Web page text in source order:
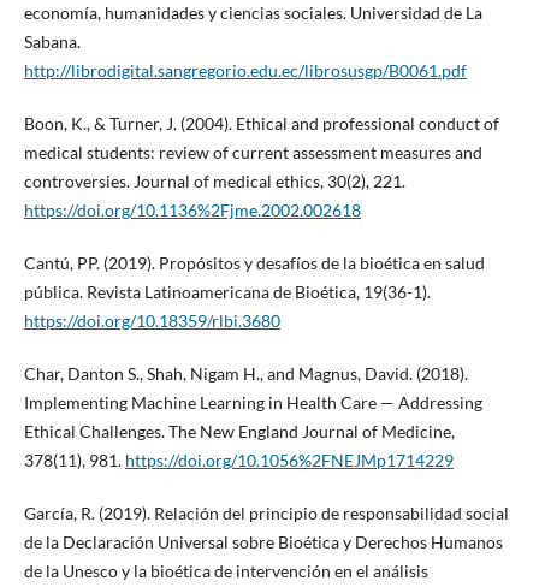
economía, humanidades y ciencias sociales. Universidad de La
Sabana.
http://librodigital.sangregorio.edu.ec/librosusgp/B0061.pdf
Boon, K., & Turner, J. (2004). Ethical and professional conduct of
medical students: review of current assessment measures and
controversies. Journal of medical ethics, 30(2), 221.
https://doi.org/10.1136%2Fjme.2002.002618
Cantú, PP. (2019). Propósitos y desafíos de la bioética en salud
pública. Revista Latinoamericana de Bioética, 19(36-1).
https://doi.org/10.18359/rlbi.3680
Char, Danton S., Shah, Nigam H., and Magnus, David. (2018).
Implementing Machine Learning in Health Care — Addressing
Ethical Challenges. The New England Journal of Medicine,
378(11), 981. https://doi.org/10.1056%2FNEJMp1714229
García, R. (2019). Relación del principio de responsabilidad social
de la Declaración Universal sobre Bioética y Derechos Humanos
de la Unesco y la bioética de intervención en el análisis